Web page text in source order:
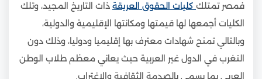
فمصر تمتلك كليات الحقوق العريقة ذات التاريخ المجيد، وتلك
الكليات أجمعها لها قيمتها ومكانتها الإقليمية والدولية،
وبالتالي تمنح شهادات معترف بها إقليميا ودوليا، وذلك دون
التغرب في الدول غير العربية حيث يعاني معظم طلاب الوطن
العربي بما يسمى بالصدمة الثقافية والاغتراب.